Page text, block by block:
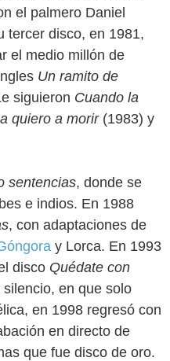
el palmero Daniel
tercer disco, en 1981,
el medio millón de
Un ramito de
siguieron Cuando la
quiero a morir(1983) y
sentencias, donde se
e indios. En 1988
, con adaptaciones de
y Lorca. En 1993
disco Quédate con
en que solo
en 1998 regresó con
en directo de
que fue disco de oro.